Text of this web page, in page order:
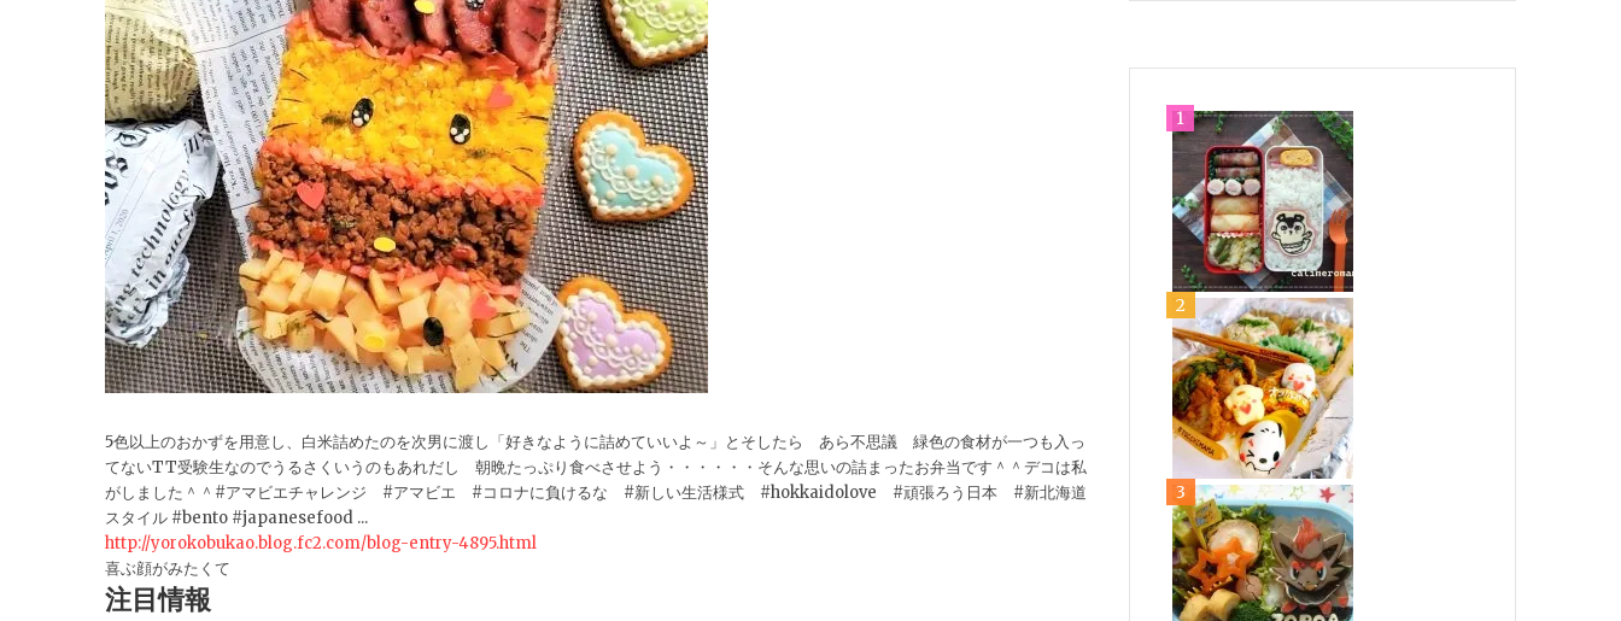
5色以上のおかずを用意し、白米詰めたのを次男に渡し「好きなように詰めていいよ～」とそしたら あら不思議 緑色の食材が一つも入っ
てないTT受験生なのでうるさくいうのもあれだし 朝晩たっぷり食べさせよう・・・・・・そんな思いの詰まったお弁当です＾＾デコは私
がしました＾＾#アマビエチャレンジ #アマビエ #コロナに負けるな #新しい生活様式 #hokkaidolove #頑張ろう日本 #新北海道
スタイル #bento #japanesefood ...
http://yorokobukao.blog.fc2.com/blog-entry-4895.html
喜ぶ顔がみたくて
注目情報